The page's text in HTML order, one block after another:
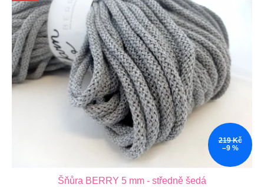
219 Kč
–9 %
Šňůra BERRY 5 mm - středně šedá